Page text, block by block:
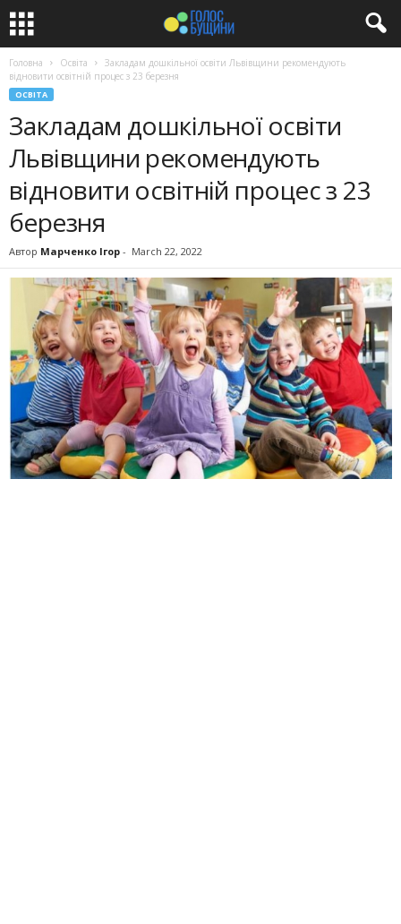
Головна Освіта
Закладам дошкільної освіти Львівщини рекомендують
відновити освітній процес з 23 березня ⠀
ОСВІТА
Закладам дошкільної освіти
Львівщини рекомендують
відновити освітній процес з 23
березня ⠀
Автор Марченко Ігор - March 22, 2022